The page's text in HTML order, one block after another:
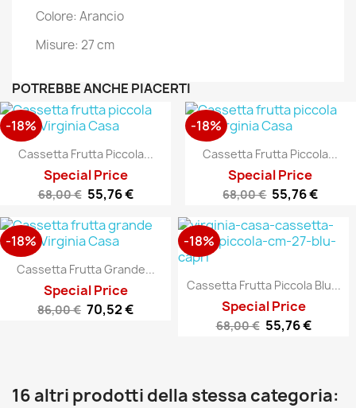
Colore: Arancio
Misure: 27 cm
POTREBBE ANCHE PIACERTI
Cassetta Frutta Piccola...
Special Price
68,00 € 55,76 €
-18%
Cassetta Frutta Piccola...
Special Price
68,00 € 55,76 €
-18%
Cassetta Frutta Grande...
Special Price
86,00 € 70,52 €
-18%
Cassetta Frutta Piccola Blu...
Special Price
68,00 € 55,76 €
-18%
16 altri prodotti della stessa categoria: